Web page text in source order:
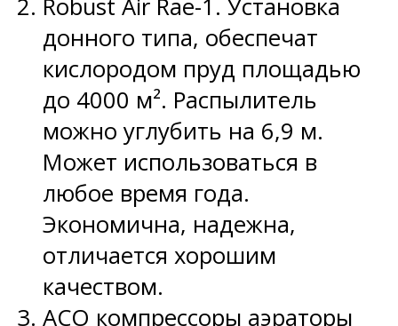
Robust Air Rae-1. Установка
донного типа, обеспечат
кислородом пруд площадью
до 4000 м². Распылитель
можно углубить на 6,9 м.
Может использоваться в
любое время года.
Экономична, надежна,
отличается хорошим
качеством.
ACO компрессоры аэраторы